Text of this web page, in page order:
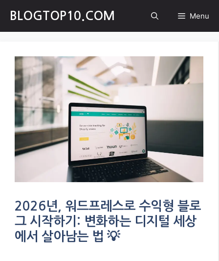
content
BLOGTOP10.COM Menu
2026년, 워드프레스로 수익형 블로
그 시작하기: 변화하는 디지털 세상
에서 살아남는 법 💡